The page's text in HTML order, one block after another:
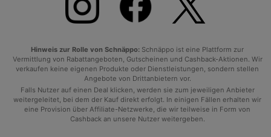
Hinweis zur Rolle von Schnäppo: Schnäppo ist eine Plattform zur
Vermittlung von Rabattangeboten, Gutscheinen und Cashback-Aktionen. Wir
verkaufen keine eigenen Produkte oder Dienstleistungen, sondern stellen
Angebote von Drittanbietern vor.
Falls Nutzer auf einen Deal klicken, werden sie zum jeweiligen Anbieter
weitergeleitet, bei dem der Kauf direkt erfolgt. In einigen Fällen erhalten wir
eine Provision über Affiliate-Netzwerke, die wir teilweise in Form von
Cashback an unsere Nutzer weitergeben.